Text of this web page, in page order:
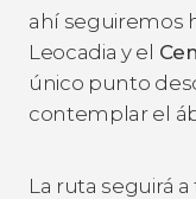
ahí seguiremos
Leocadia y el
único punto
contemplar el
La ruta seguirá